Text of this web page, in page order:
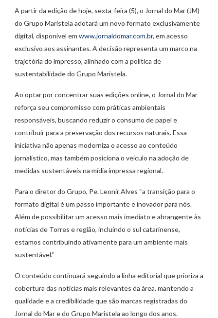
A partir da edição de hoje, sexta-feira (5), o Jornal do Mar (JM)
do Grupo Maristela adotará um novo formato exclusivamente
digital, disponível em www.jornaldomar.com.br, em acesso
exclusivo aos assinantes. A decisão representa um marco na
trajetória do impresso, alinhado com a política de
sustentabilidade do Grupo Maristela.
Ao optar por concentrar suas edições online, o Jornal do Mar
reforça seu compromisso com práticas ambientais
responsáveis, buscando reduzir o consumo de papel e
contribuir para a preservação dos recursos naturais. Essa
iniciativa não apenas moderniza o acesso ao conteúdo
jornalístico, mas também posiciona o veículo na adoção de
medidas sustentáveis na mídia impressa regional.
Para o diretor do Grupo, Pe. Leonir Alves “a transição para o
formato digital é um passo importante e inovador para nós.
Além de possibilitar um acesso mais imediato e abrangente às
notícias de Torres e região, incluindo o sul catarinense,
estamos contribuindo ativamente para um ambiente mais
sustentável.”
O conteúdo continuará seguindo a linha editorial que prioriza a
cobertura das notícias mais relevantes da área, mantendo a
qualidade e a credibilidade que são marcas registradas do
Jornal do Mar e do Grupo Maristela ao longo dos anos.